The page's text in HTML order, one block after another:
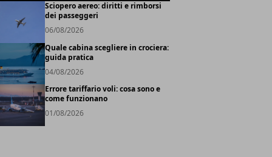
Sciopero aereo: diritti e rimborsi
dei passeggeri
06/08/2026
Quale cabina scegliere in crociera:
guida pratica
04/08/2026
Errore tariffario voli: cosa sono e
come funzionano
01/08/2026